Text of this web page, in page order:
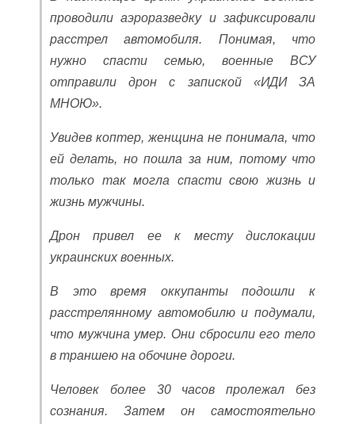
проводили аэроразведку и зафиксировали
расстрел автомобиля. Понимая, что
нужно спасти семью, военные ВСУ
отправили дрон с запиской «ИДИ ЗА
МНОЮ».
Увидев коптер, женщина не понимала, что
ей делать, но пошла за ним, потому что
только так могла спасти свою жизнь и
жизнь мужчины.
Дрон привел ее к месту дислокации
украинских военных.
В это время оккупанты подошли к
расстрелянному автомобилю и подумали,
что мужчина умер. Они сбросили его тело
в траншею на обочине дороги.
Человек более 30 часов пролежал без
сознания. Затем он самостоятельно